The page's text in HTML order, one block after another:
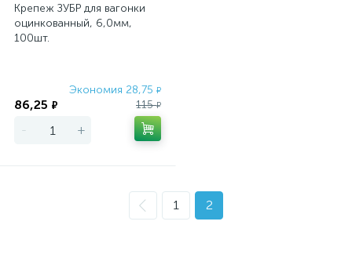
Крепеж ЗУБР для вагонки
оцинкованный, 6,0мм,
100шт.
Экономия 28,75 ₽
86,25 ₽ 115₽
- +
1 2